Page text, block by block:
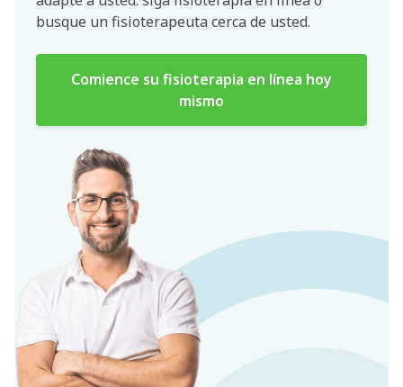
busque un fisioterapeuta cerca de usted.
Comience su fisioterapia en línea hoy
mismo